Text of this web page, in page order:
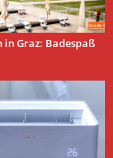
in Graz: Badespaß